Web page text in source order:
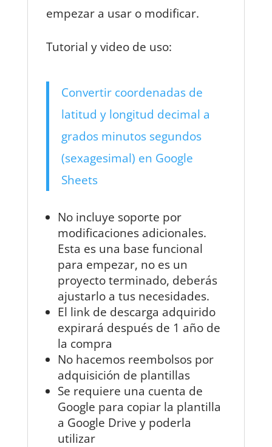
empezar a usar o modificar.
Tutorial y video de uso:
Convertir coordenadas de
latitud y longitud decimal a
grados minutos segundos
(sexagesimal) en Google
Sheets
No incluye soporte por
modificaciones adicionales.
Esta es una base funcional
para empezar, no es un
proyecto terminado, deberás
ajustarlo a tus necesidades.
El link de descarga adquirido
expirará después de 1 año de
la compra
No hacemos reembolsos por
adquisición de plantillas
Se requiere una cuenta de
Google para copiar la plantilla
a Google Drive y poderla
utilizar